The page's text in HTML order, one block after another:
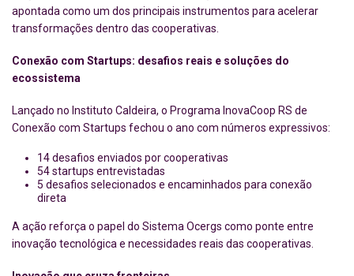
apontada como um dos principais instrumentos para acelerar
transformações dentro das cooperativas.
Conexão com Startups: desafios reais e soluções do
ecossistema
Lançado no Instituto Caldeira, o Programa InovaCoop RS de
Conexão com Startups fechou o ano com números expressivos:
14 desafios enviados por cooperativas
54 startups entrevistadas
5 desafios selecionados e encaminhados para conexão
direta
A ação reforça o papel do Sistema Ocergs como ponte entre
inovação tecnológica e necessidades reais das cooperativas.